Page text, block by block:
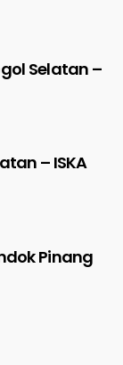
Selatan –
– ISKA
Pinang